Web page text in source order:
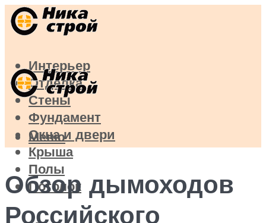
Интерьер
Отделка
Стены
Фундамент
Окна и двери
Крыша
Полы
Потолок
Меню
Обзор дымоходов
Российского